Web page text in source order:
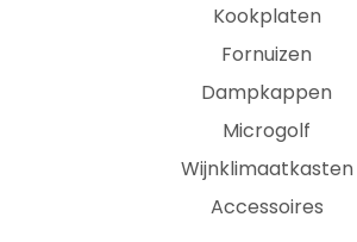
Kookplaten
Fornuizen
Dampkappen
Microgolf
Wijnklimaatkasten
Accessoires